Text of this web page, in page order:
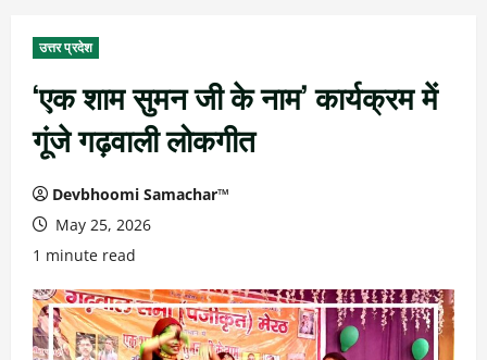
उत्तर प्रदेश
‘एक शाम सुमन जी के नाम’ कार्यक्रम में
गूंजे गढ़वाली लोकगीत
Devbhoomi Samachar™
May 25, 2026
1 minute read